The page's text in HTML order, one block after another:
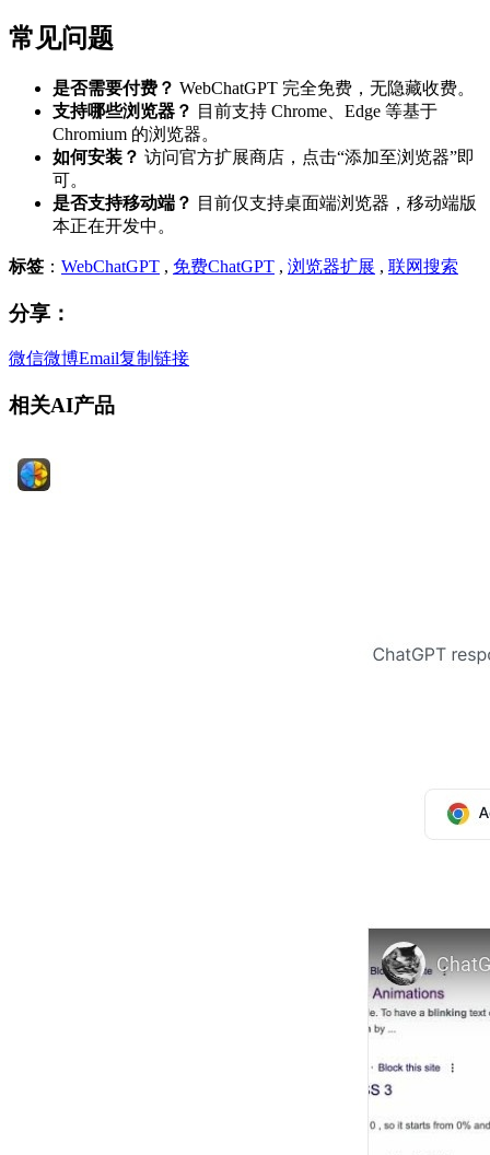
常见问题
是否需要付费？ WebChatGPT 完全免费，无隐藏收费。
支持哪些浏览器？ 目前支持 Chrome、Edge 等基于
Chromium 的浏览器。
如何安装？ 访问官方扩展商店，点击“添加至浏览器”即
可。
是否支持移动端？ 目前仅支持桌面端浏览器，移动端版
本正在开发中。
标签 ： WebChatGPT , 免费ChatGPT , 浏览器扩展 , 联网搜索
分享：
微信微博Email复制链接
相关AI产品